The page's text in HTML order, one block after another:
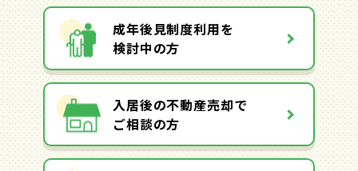
成年後見制度利用を
検討中の方
入居後の不動産売却で
ご相談の方